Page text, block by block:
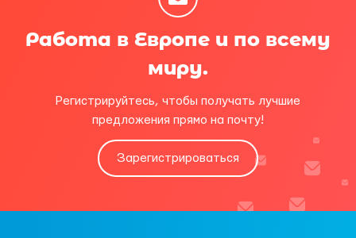
Работа в Европе и по всему
миру.
Регистрируйтесь, чтобы получать лучшие
предложения прямо на почту!
Зарегистрироваться